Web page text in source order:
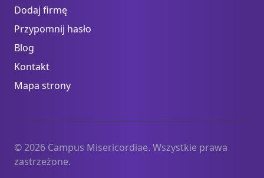
Dodaj firmę
Przypomnij hasło
Blog
Kontakt
Mapa strony
© 2026 Campus Misericordiae. Wszystkie prawa
zastrzeżone.